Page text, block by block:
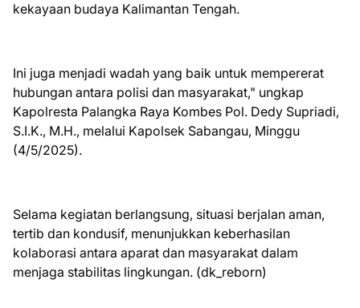
kekayaan budaya Kalimantan Tengah.
Ini juga menjadi wadah yang baik untuk mempererat
hubungan antara polisi dan masyarakat," ungkap
Kapolresta Palangka Raya Kombes Pol. Dedy Supriadi,
S.I.K., M.H., melalui Kapolsek Sabangau, Minggu
(4/5/2025).
Selama kegiatan berlangsung, situasi berjalan aman,
tertib dan kondusif, menunjukkan keberhasilan
kolaborasi antara aparat dan masyarakat dalam
menjaga stabilitas lingkungan. (dk_reborn)